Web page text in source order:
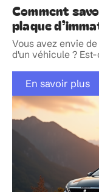
Comment
plaque
Vous avez envie
d'un véhicule ?
En savoir plus